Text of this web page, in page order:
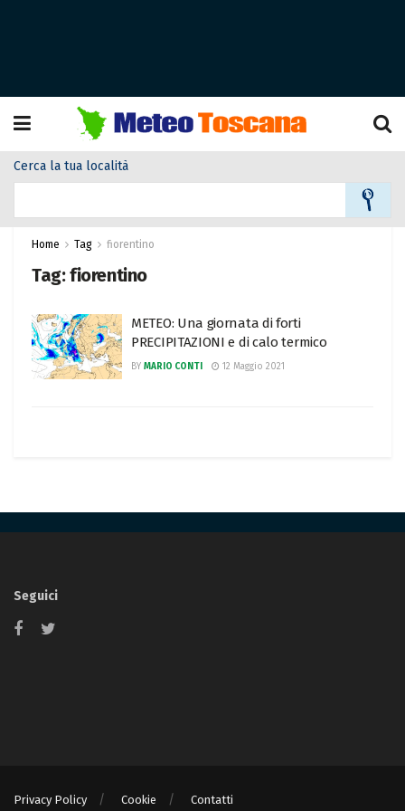
Cerca la tua località
Home Tag fiorentino
Tag:fiorentino
METEO: Una giornata di forti
PRECIPITAZIONI e di calo termico
BY MARIO CONTI 12 Maggio 2021
Seguici
Privacy Policy Cookie Contatti